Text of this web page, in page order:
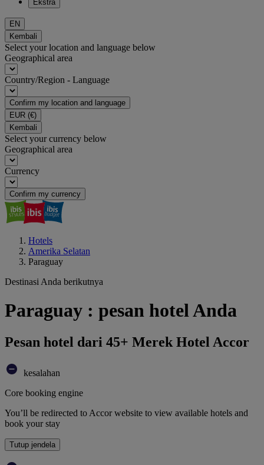
Ekstra
EN
Kembali
Select your location and language below
Geographical area
Country/Region - Language
Confirm my location and language
EUR (€)
Kembali
Select your currency below
Geographical area
Currency
Confirm my currency
Hotels
Amerika Selatan
Paraguay
Destinasi Anda berikutnya
Paraguay : pesan hotel Anda
Pesan hotel dari 45+ Merek Hotel Accor
kesalahan
Core booking engine
You’ll be redirected to Accor website to view available hotels and
book your stay
Tutup jendela